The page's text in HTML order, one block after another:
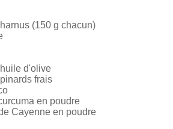
(150 g chacun)
d'olive
frais
en poudre
Cayenne en poudre